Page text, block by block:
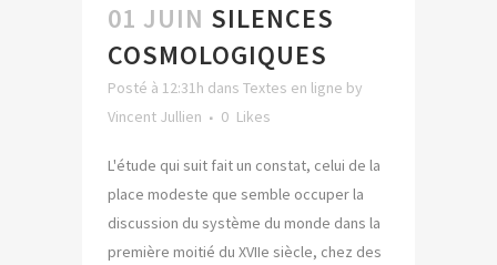
01 JUIN SILENCES
COSMOLOGIQUES
Posté à 12:31h dans Textes en ligne by
Vincent Jullien
0 Likes
L'étude qui suit fait un constat, celui de la
place modeste que semble occuper la
discussion du système du monde dans la
première moitié du XVIIe siècle, chez des